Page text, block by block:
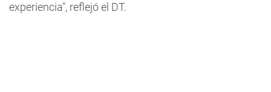
experiencia", reflejó el DT.